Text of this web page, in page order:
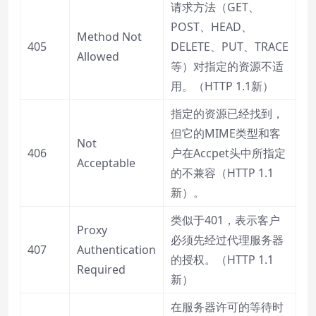
405
Method Not
Allowed
请求方法（GET、
POST、HEAD、
DELETE、PUT、TRACE
等）对指定的资源不适
用。（HTTP 1.1新）
406
Not
Acceptable
指定的资源已经找到，
但它的MIME类型和客
户在Accpet头中所指定
的不兼容（HTTP 1.1
新）。
407
Proxy
Authentication
Required
类似于401，表示客户
必须先经过代理服务器
的授权。（HTTP 1.1
新）
在服务器许可的等待时